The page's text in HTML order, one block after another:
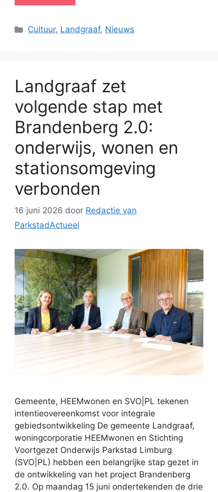
Categorieën
Cultuur, Landgraaf, Nieuws
Landgraaf zet
volgende stap met
Brandenberg 2.0:
onderwijs, wonen en
stationsomgeving
verbonden
16 juni 2026 door Redactie van
ParkstadActueel
Gemeente, HEEMwonen en SVO|PL tekenen
intentieovereenkomst voor integrale
gebiedsontwikkeling De gemeente Landgraaf,
woningcorporatie HEEMwonen en Stichting
Voortgezet Onderwijs Parkstad Limburg
(SVO|PL) hebben een belangrijke stap gezet in
de ontwikkeling van het project Brandenberg
2.0. Op maandag 15 juni ondertekenden de drie